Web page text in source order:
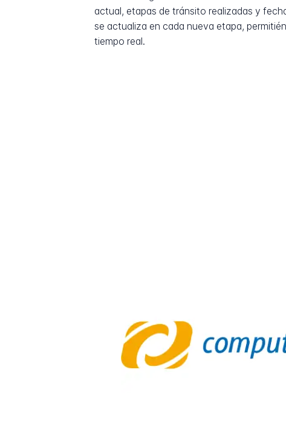
actual, etapas de tránsito realizadas y
se actualiza en cada nueva etapa,
tiempo real.